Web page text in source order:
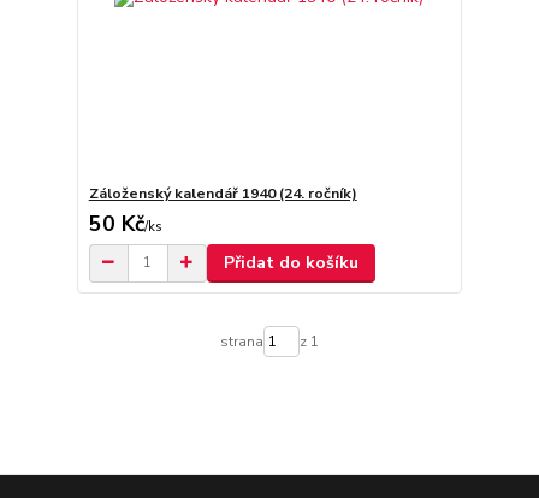
Záloženský kalendář 1940 (24. ročník)
50 Kč/ks
Přidat do košíku
strana z 1